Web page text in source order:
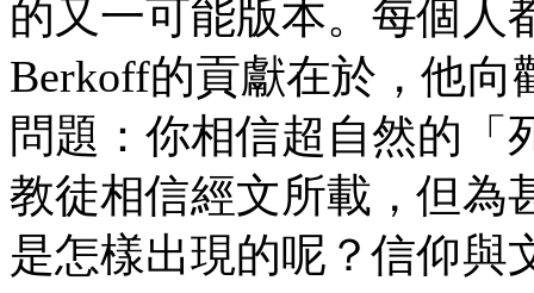
的又一可能版本。每個人
Berkoff的貢獻在於，他
問題：你相信超自然的「
教徒相信經文所載，但為
是怎樣出現的呢？信仰與